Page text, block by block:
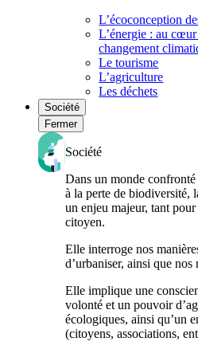
L’écoconception
L’énergie : au
changement
Le tourisme
L’agriculture
Les déchets
Société
Fermer
Société
Dans un monde
à la perte de biodiversité,
un enjeu majeur, tant
citoyen.
Elle interroge nos
d’urbaniser, ainsi que
Elle implique une
volonté et un pouvoir
écologiques, ainsi qu’un
(citoyens, associations,